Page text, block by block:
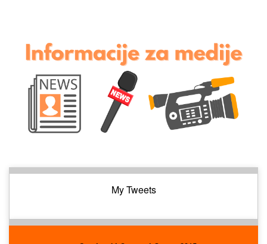
My Tweets